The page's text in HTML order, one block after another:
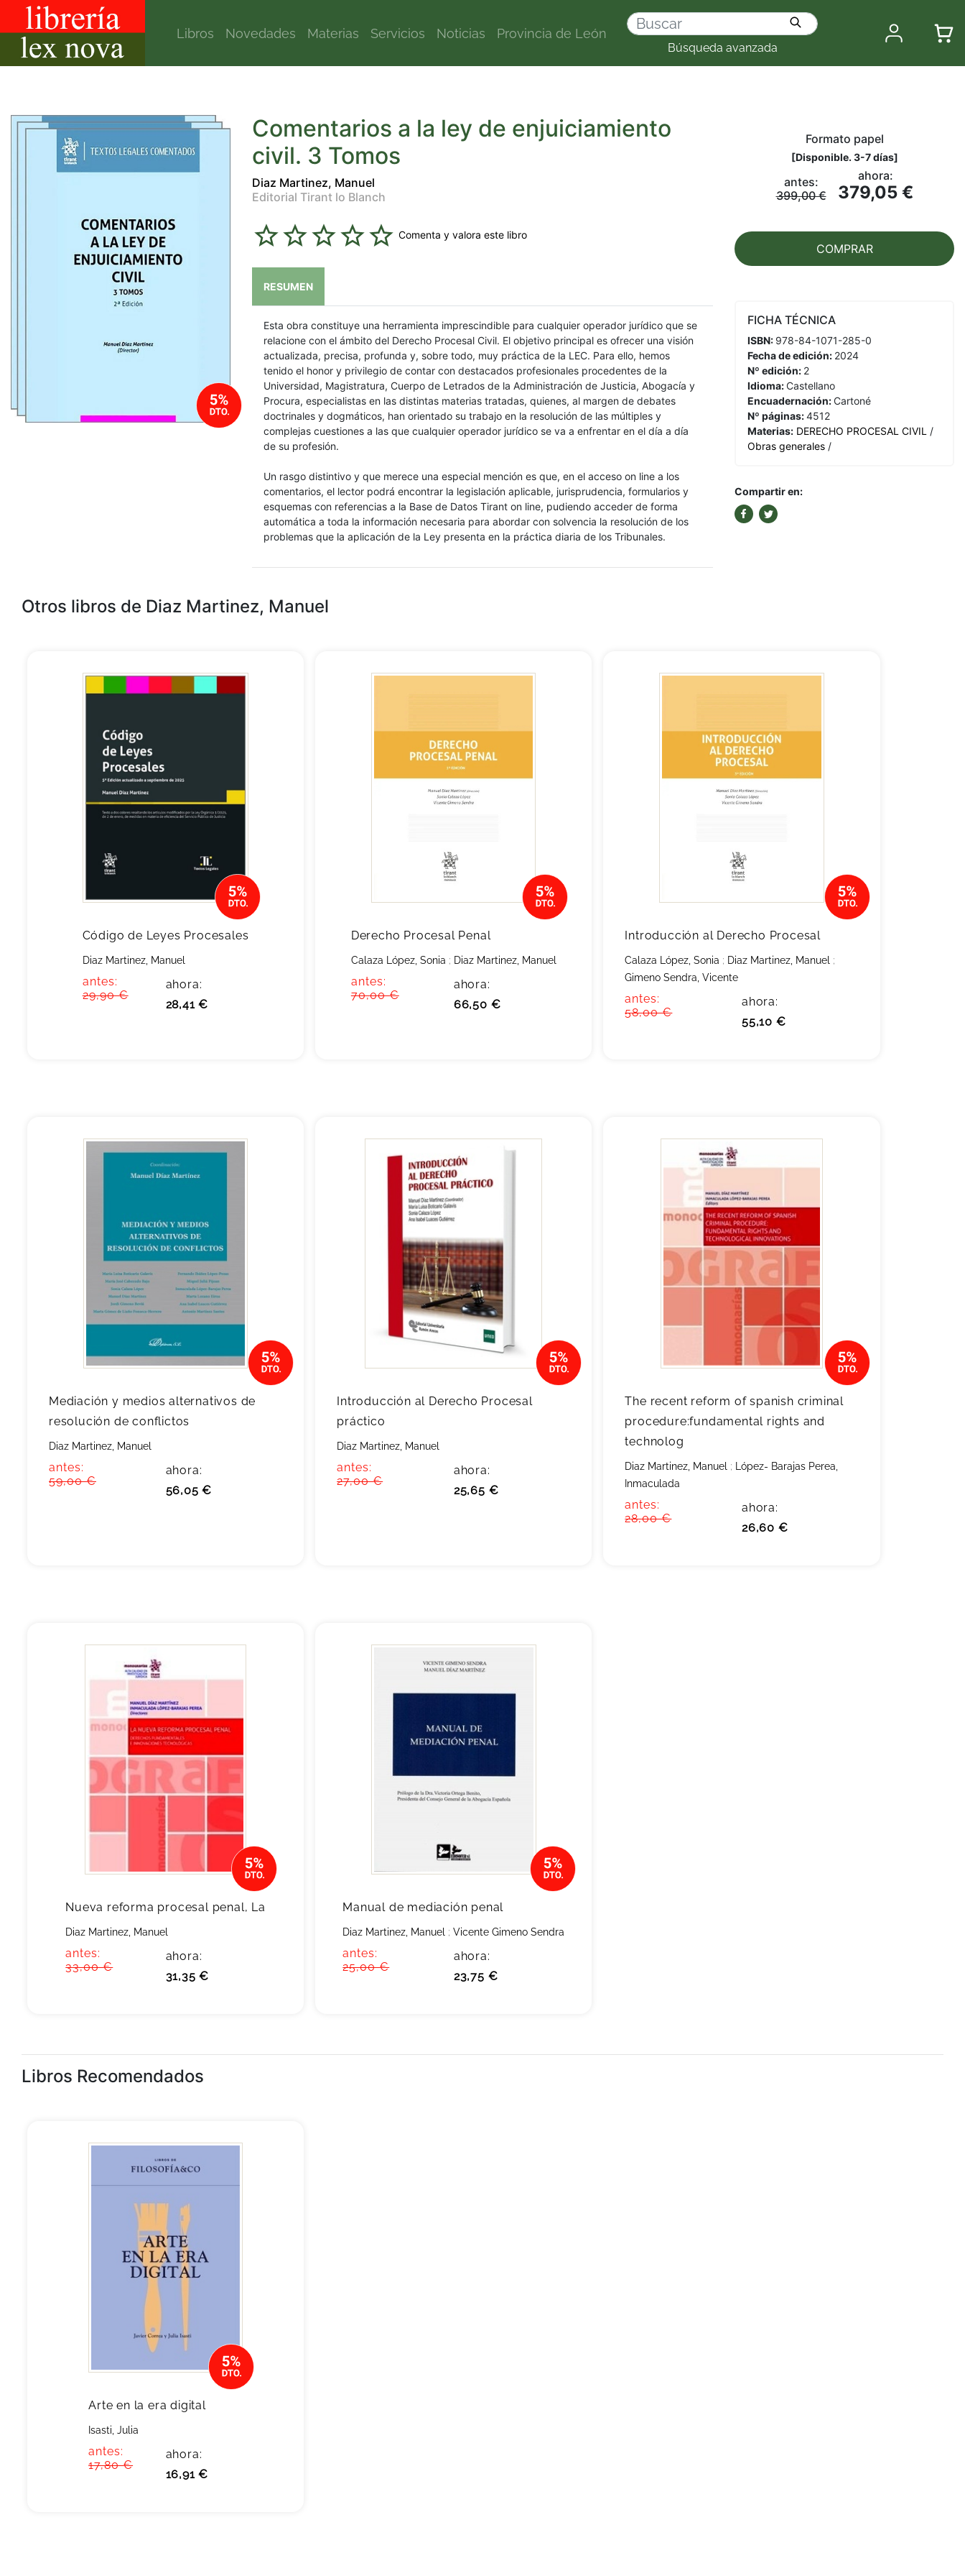
Libros Novedades Materias Servicios Noticias Provincia de León
Búsqueda avanzada
Comentarios a la ley de enjuiciamiento
civil. 3 Tomos
Diaz Martinez, Manuel
Editorial Tirant lo Blanch
Comenta y valora este libro
RESUMEN
Esta obra constituye una herramienta imprescindible para cualquier operador jurídico que se
relacione con el ámbito del Derecho Procesal Civil. El objetivo principal es ofrecer una visión
actualizada, precisa, profunda y, sobre todo, muy práctica de la LEC. Para ello, hemos
tenido el honor y privilegio de contar con destacados profesionales procedentes de la
Universidad, Magistratura, Cuerpo de Letrados de la Administración de Justicia, Abogacía y
Procura, especialistas en las distintas materias tratadas, quienes, al margen de debates
doctrinales y dogmáticos, han orientado su trabajo en la resolución de las múltiples y
complejas cuestiones a las que cualquier operador jurídico se va a enfrentar en el día a día
de su profesión.
Un rasgo distintivo y que merece una especial mención es que, en el acceso on line a los
comentarios, el lector podrá encontrar la legislación aplicable, jurisprudencia, formularios y
esquemas con referencias a la Base de Datos Tirant on line, pudiendo acceder de forma
automática a toda la información necesaria para abordar con solvencia la resolución de los
problemas que la aplicación de la Ley presenta en la práctica diaria de los Tribunales.
Formato papel
[Disponible. 3-7 días]
antes:
399,00 €
ahora:
379,05 €
COMPRAR
FICHA TÉCNICA
ISBN: 978-84-1071-285-0
Fecha de edición: 2024
Nº edición: 2
Idioma:Castellano
Encuadernación:Cartoné
Nº páginas:4512
Materias: DERECHO PROCESAL CIVIL /
Obras generales /
Compartir en:
Otros libros de Diaz Martinez, Manuel
Código de Leyes Procesales
Diaz Martinez, Manuel
antes:
29,90 €
ahora:
28,41 €
Derecho Procesal Penal
Calaza López, Sonia ; Diaz Martinez, Manuel
antes:
70,00 €
ahora:
66,50 €
Introducción al Derecho Procesal
Calaza López, Sonia ; Diaz Martinez, Manuel ;
Gimeno Sendra, Vicente
antes:
58,00 €
ahora:
55,10 €
Mediación y medios alternativos de
resolución de conflictos
Diaz Martinez, Manuel
antes:
59,00 €
ahora:
56,05 €
Introducción al Derecho Procesal
práctico
Diaz Martinez, Manuel
antes:
27,00 €
ahora:
25,65 €
The recent reform of spanish criminal
procedure:fundamental rights and
technolog
Diaz Martinez, Manuel ;
López- Barajas Perea,
Inmaculada
antes:
28,00 €
ahora:
26,60 €
Nueva reforma procesal penal, La
Diaz Martinez, Manuel
antes:
33,00 €
ahora:
31,35 €
Manual de mediación penal
Diaz Martinez, Manuel ;Vicente Gimeno Sendra
antes:
25,00 €
ahora:
23,75 €
Libros Recomendados
Arte en la era digital
Isasti, Julia
antes:
17,80 €
ahora:
16,91 €